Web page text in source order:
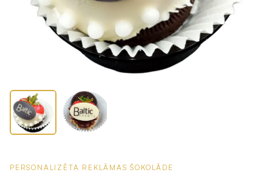
PERSONALIZĒTA REKLĀMAS ŠOKOLĀDE